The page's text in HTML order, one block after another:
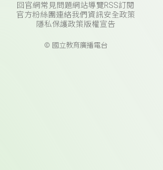
回官網常見問題網站導覽RSS訂閱
官方粉絲團連絡我們 資訊安全政策
隱私保護政策版權宣告
© 國立教育廣播電台